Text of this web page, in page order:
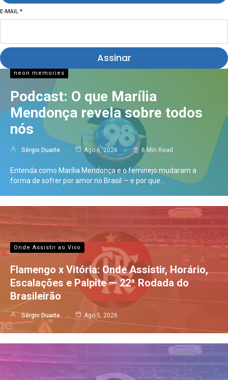
E-MAIL *
Assinar
neon memories
Podcast: O que Marília
Mendonça revela sobre todos
nós
Sérgio Duarte Ago 6, 2026 6 Min Read
Entenda como Marília Mendonça e o feminejo mudaram a
forma de sofrer por amor no Brasil — e por que…
Onde Assistir ao Vivo
Flamengo x Vitória: Onde Assistir, Horário,
Escalações e Palpite — 22ª Rodada do
Brasileirão
Sérgio Duarte Ago 5, 2026